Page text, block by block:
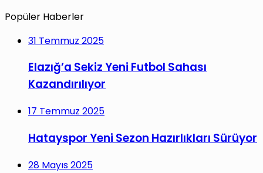
Popüler Haberler
31 Temmuz 2025
Elazığ’a Sekiz Yeni Futbol Sahası
Kazandırılıyor
17 Temmuz 2025
Hatayspor Yeni Sezon Hazırlıkları Sürüyor
28 Mayıs 2025